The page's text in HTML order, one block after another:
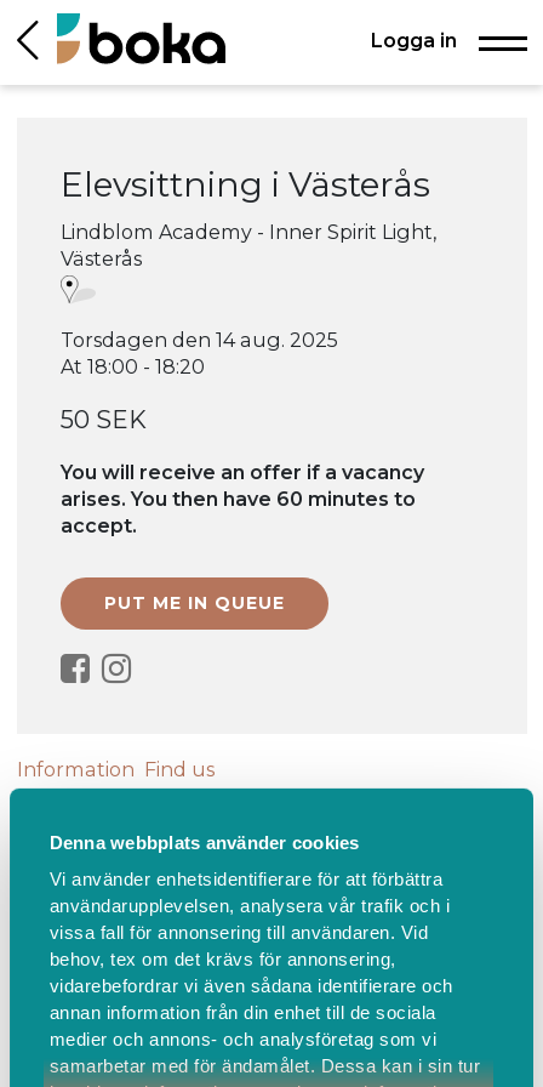
Denna webbplats använder cookies
Vi använder enhetsidentifierare för att förbättra
användarupplevelsen, analysera vår trafik och i
vissa fall för annonsering till användaren. Vid
behov, tex om det krävs för annonsering,
vidarebefordrar vi även sådana identifierare och
annan information från din enhet till de sociala
medier och annons- och analysföretag som vi
samarbetar med för ändamålet. Dessa kan i sin tur
Logga in
Elevsittning i Västerås
Lindblom Academy - Inner Spirit Light,
Västerås
Torsdagen den 14 aug. 2025
At 18:00 - 18:20
50 SEK
You will receive an offer if a vacancy
arises. You then have 60 minutes to
accept.
Information Find us
Elevsittning i Västerås
OBS!! Elevsittningarna hålls i mitt center i Västerås
och inte online!
En elevsittning är en privat sittning med
andekontakt med en av våra elever som kommit så
pass långt i sin utveckling av sitt mediumskap att